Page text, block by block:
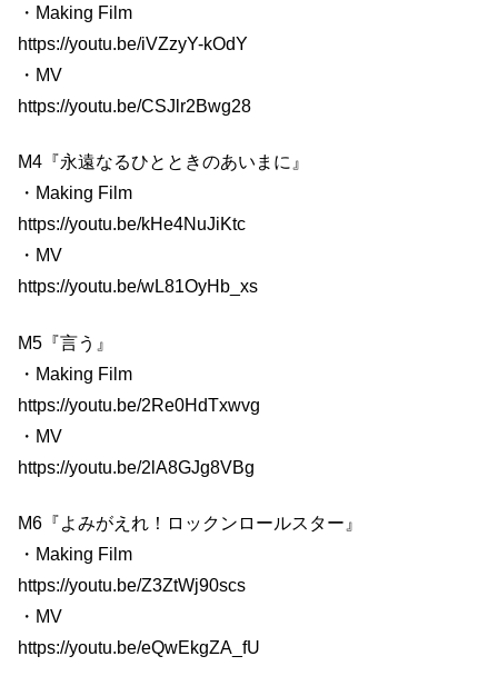
・Making Film
https://youtu.be/iVZzyY-kOdY
・MV
https://youtu.be/CSJlr2Bwg28
M4『永遠なるひとときのあいまに』
・Making Film
https://youtu.be/kHe4NuJiKtc
・MV
https://youtu.be/wL81OyHb_xs
M5『言う』
・Making Film
https://youtu.be/2Re0HdTxwvg
・MV
https://youtu.be/2lA8GJg8VBg
M6『よみがえれ！ロックンロールスター』
・Making Film
https://youtu.be/Z3ZtWj90scs
・MV
https://youtu.be/eQwEkgZA_fU